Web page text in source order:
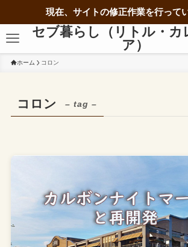
現在、サイトの修正作業を行って
セブ暮らし（リトル・カ
ア）
ホーム コロン
コロン – tag –